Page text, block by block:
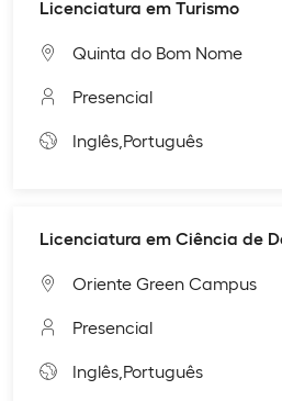
Licenciatura em Turismo
Quinta do Bom Nome
Presencial
Inglês, Português
Licenciatura em Ciência de
Oriente Green Campus
Presencial
Inglês, Português